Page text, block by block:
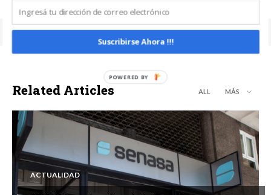
Related Articles ALL MÁS
ACTUALIDAD
Suscribirse Ahora !!!